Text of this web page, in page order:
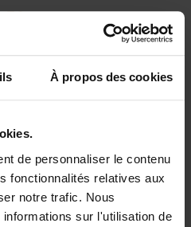
À propos des cookies
de personnaliser le contenu
fonctionnalités relatives aux
notre trafic. Nous
sur l'utilisation de
50
Bonds = Building
Jozefien De Feyter
Carolien Boom
souple
2025 200